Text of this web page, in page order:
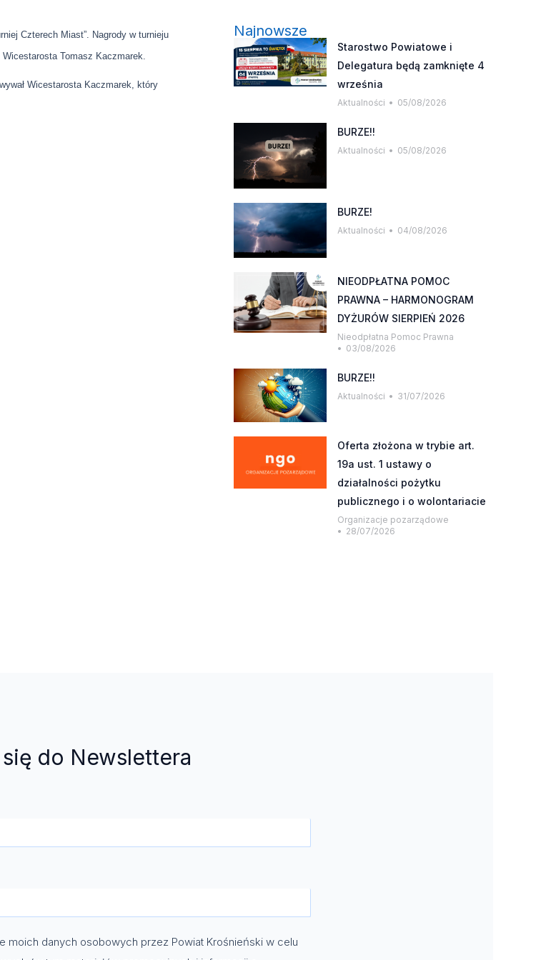
Czterech Miast”. Nagrody w turnieju
WicestarostaTomasz Kaczmarek
Wicestarosta Kaczmarek, który
Najnowsze
Starostwo Powiatowe i
Delegatura będą zamknięte 4
września
Aktualności 05/08/2026
BURZE!!
Aktualności 05/08/2026
BURZE!
Aktualności 04/08/2026
NIEODPŁATNA POMOC
PRAWNA – HARMONOGRAM
DYŻURÓW SIERPIEŃ 2026
Nieodpłatna Pomoc Prawna
03/08/2026
BURZE!!
Aktualności 31/07/2026
Oferta złożona w trybie art.
19a ust. 1 ustawy o
działalności pożytku
publicznego i o wolontariacie
Organizacje pozarządowe
28/07/2026
do Newslettera
moich danych osobowych przez Powiat Krośnieński w celu